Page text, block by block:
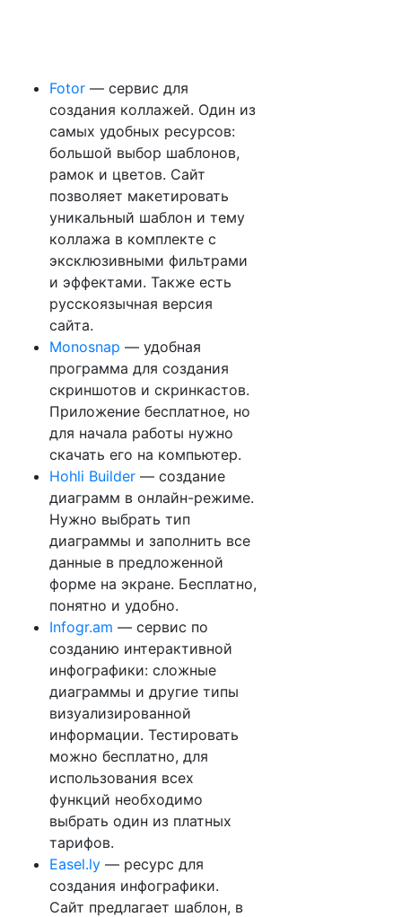
Fotor — сервис для
создания коллажей. Один из
самых удобных ресурсов:
большой выбор шаблонов,
рамок и цветов. Сайт
позволяет макетировать
уникальный шаблон и тему
коллажа в комплекте с
эксклюзивными фильтрами
и эффектами. Также есть
русскоязычная версия
сайта.
Monosnap — удобная
программа для создания
скриншотов и скринкастов.
Приложение бесплатное, но
для начала работы нужно
скачать его на компьютер.
Hohli Builder — создание
диаграмм в онлайн-режиме.
Нужно выбрать тип
диаграммы и заполнить все
данные в предложенной
форме на экране. Бесплатно,
понятно и удобно.
Infogr.am — сервис по
созданию интерактивной
инфографики: сложные
диаграммы и другие типы
визуализированной
информации. Тестировать
можно бесплатно, для
использования всех
функций необходимо
выбрать один из платных
тарифов.
Easel.ly — ресурс для
создания инфографики.
Сайт предлагает шаблон, в